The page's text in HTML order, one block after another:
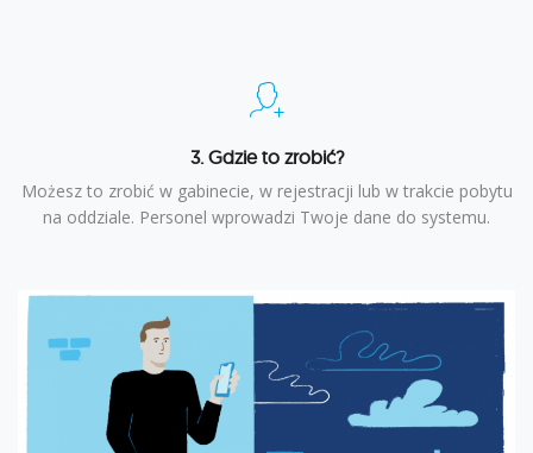
3. Gdzie to zrobić?
Możesz to zrobić w gabinecie, w rejestracji lub w trakcie pobytu
na oddziale. Personel wprowadzi Twoje dane do systemu.